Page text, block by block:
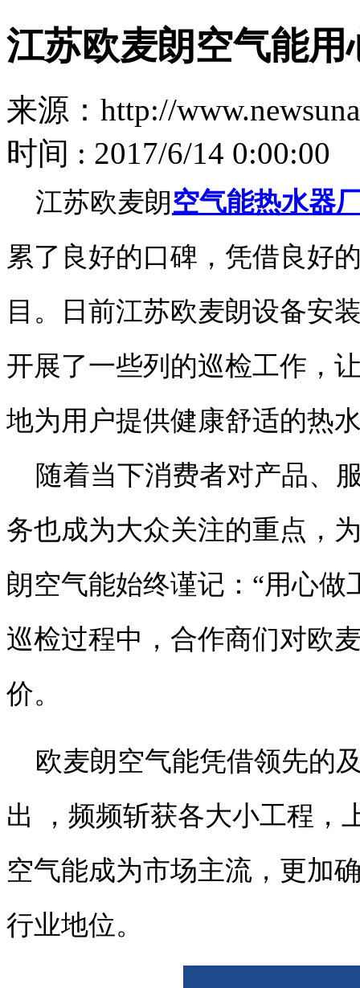
江苏欧麦朗空气能
来源：http://
时间 : 2017/6/14 0:00:00
江苏欧麦朗空气能热水器
累了良好的口碑，凭借良好
目。日前江苏欧麦朗设备安
开展了一些列的巡检工作，
地为用户提供健康舒适的热
随着当下消费者对产品、
务也成为大众关注的重点，
朗空气能始终谨记：“用心
巡检过程中，合作商们对欧
价。
欧麦朗空气能凭借领先的
出 ，频频斩获各大小工程，
空气能成为市场主流，更加
行业地位。